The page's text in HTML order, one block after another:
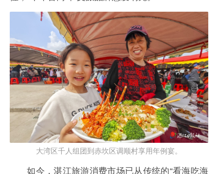
大湾区千人组团到赤坎区调顺村享用年例宴。
如今，湛江旅游消费市场已从传统的“看海吃海